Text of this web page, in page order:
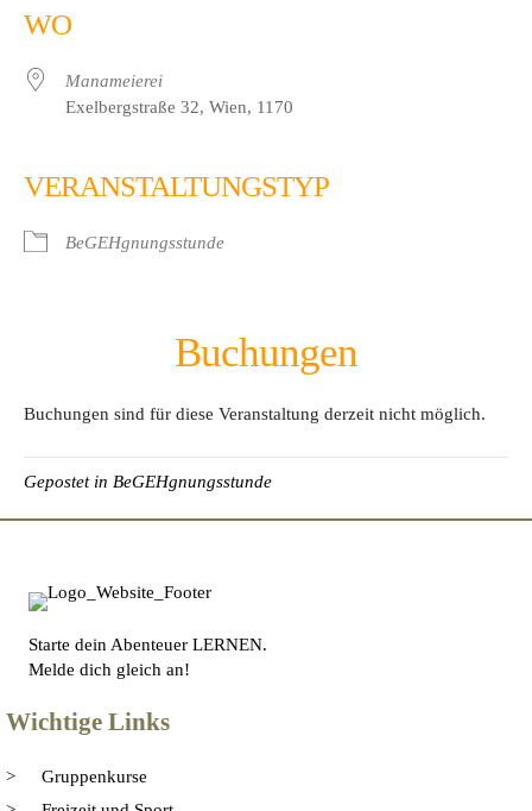
WO
Manameierei
Exelbergstraße 32, Wien, 1170
VERANSTALTUNGSTYP
BeGEHgnungsstunde
Buchungen
Buchungen sind für diese Veranstaltung derzeit nicht möglich.
Gepostet in BeGEHgnungsstunde
Starte dein Abenteuer LERNEN.
Melde dich gleich an!
Wichtige Links
Gruppenkurse